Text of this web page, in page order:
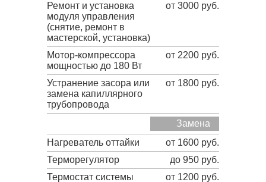
Ремонт и установка
модуля управления
(снятие, ремонт в
мастерской, установка)
от 3000 руб.
Мотор-компрессора
мощностью до 180 Вт
от 2200 руб.
Устранение засора или
замена капиллярного
трубопровода
от 1800 руб.
Замена
Нагреватель оттайки
от 1600 руб.
Терморегулятор
до 950 руб.
Термостат системы
от 1200 руб.